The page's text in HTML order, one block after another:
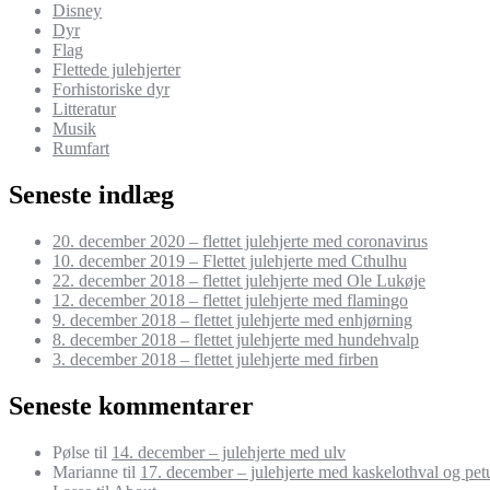
Disney
Dyr
Flag
Flettede julehjerter
Forhistoriske dyr
Litteratur
Musik
Rumfart
Seneste indlæg
20. december 2020 – flettet julehjerte med coronavirus
10. december 2019 – Flettet julehjerte med Cthulhu
22. december 2018 – flettet julehjerte med Ole Lukøje
12. december 2018 – flettet julehjerte med flamingo
9. december 2018 – flettet julehjerte med enhjørning
8. december 2018 – flettet julehjerte med hundehvalp
3. december 2018 – flettet julehjerte med firben
Seneste kommentarer
Pølse til 14. december – julehjerte med ulv
Marianne til 17. december – julehjerte med kaskelothval og